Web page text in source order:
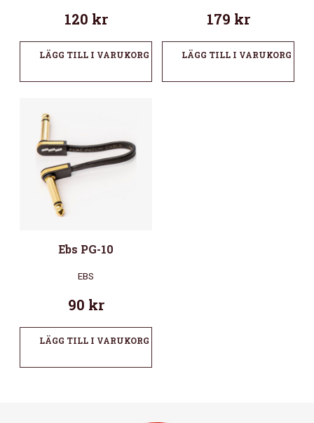
120 kr
LÄGG TILL I VARUKORG
179 kr
LÄGG TILL I VARUKORG
Ebs PG-10
EBS
90 kr
LÄGG TILL I VARUKORG